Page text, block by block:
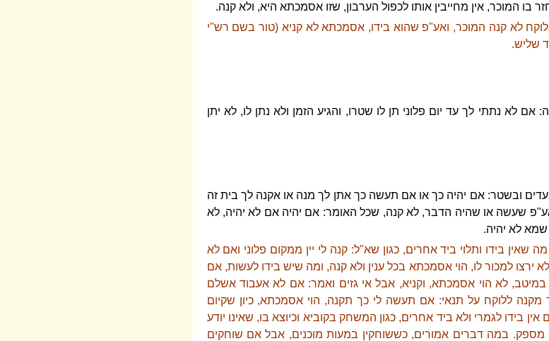
בו המוכר, אין מחייבין אותו לכפול הערבון, שזו אסמכתא היא, ולא קנה.
הלוקח לא קנה המוכר, ואע"פ שהוא בידו, אסמכתא לא קניא (טור בשם רש"י
שליש.
לא נתתי לך עד יום פלוני תן לו שטרו, והגיע הזמן ולא נתן לו, לא יתן
ובשטר: אם יהיה כך או אם תעשה כך אתן לך מנה או אקנה לך בית זה
שעשה או שהיה הדבר, לא קנה, שכל האומר: אם יהיה אם לא יהיה, לא
שמא לא יהיה.
שאין בידו ותלוי ביד אחרים, כגון שא"ל: קנה לי יין ממקום פלוני ואם לא
ירצו למכור לו, הוי אסמכתא בכל ענין ולא קנה, ומה שיש בידו לעשות, אם
לא הוי אסמכתא, וקניא, אבל אי גזים ואמר: אם לא אעבוד אשלם
מקנה ללוקח על תנאי: אם תעשה לי כך תקנה, הוי אסמכתא, כיון שקיום
בידו לגמרי ולא ביד אחרים, כגון המשחק בקוביא וכיוצא בו, שאינו יודע
מספק. במה דברים אמורים, כששוחקין במעות מוכנים, אבל אם שוחקים